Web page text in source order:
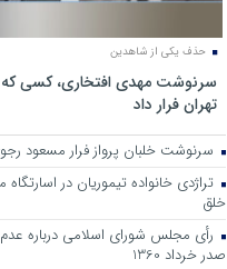
حذف یکی از شاهدین
سرنوشت مهدی افتخاری، کسی که
تهران فرار داد
سرنوشت خلبان پرواز فرار مسعود
تراژدی خانواده تیموریان در
خلق
رأی مجلس شورای اسلامی درباره
صدر خرداد 1360